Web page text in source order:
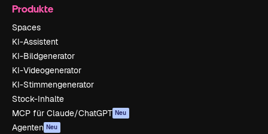
Produkte
Spaces
KI-Assistent
KI-Bildgenerator
KI-Videogenerator
KI-Stimmengenerator
Stock-Inhalte
MCP für Claude/ChatGPT Neu
Agenten Neu